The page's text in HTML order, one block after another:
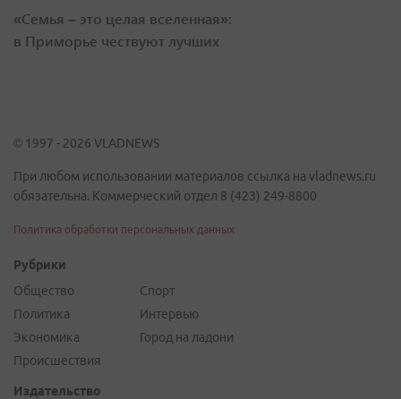
«Семья – это целая вселенная»:
в Приморье чествуют лучших
© 1997 - 2026 VLADNEWS
При любом использовании материалов ссылка на vladnews.ru
обязательна. Коммерческий отдел 8 (423) 249-8800
Политика обработки персональных данных
Рубрики
Общество
Политика
Экономика
Происшествия
Спорт
Интервью
Город на ладони
Издательство